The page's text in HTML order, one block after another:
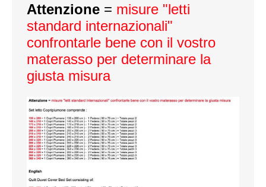
CAFTANI
CAMICIE
CAPISPALLA
CARNEVALE
COSTUMI E COPRICOSTUMI
GONNE
PANTALONI
Attenzione = misure "letti
standard internazionali"
confrontarle bene con il vostro
materasso per determinare la
giusta misura